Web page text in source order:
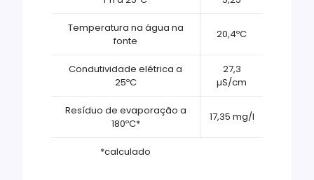
Temperatura na água na
fonte
20,4ºC
Condutividade elétrica a
25ºC
27,3
µS/cm
Resíduo de evaporação a
180ºC*
17,35 mg/l
*calculado